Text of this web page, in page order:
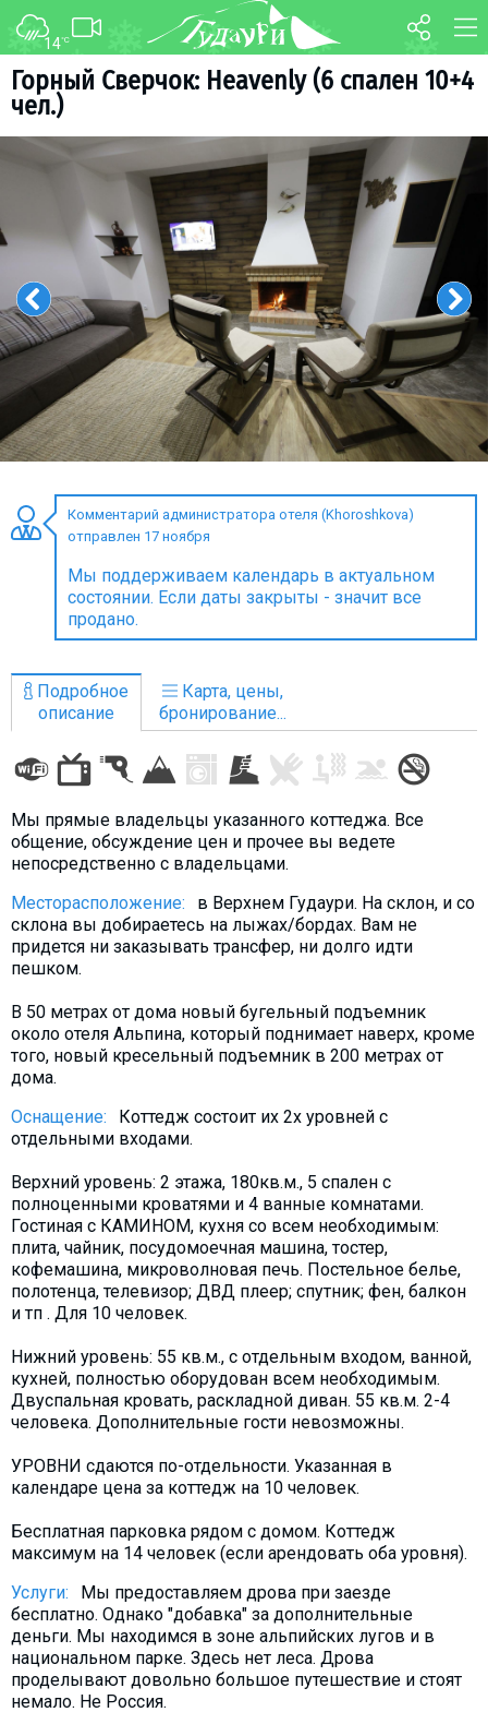
14°C
Горный Сверчок: Heavenly (6 спален 10+4
чел.)
Комментарий администратора отеля (Khoroshkova)
отправлен 17 ноября
Мы поддерживаем календарь в актуальном
состоянии. Если даты закрыты - значит все
продано.
Подробное
описание
Карта, цены,
бронирование...
Мы прямые владельцы указанного коттеджа. Все
общение, обсуждение цен и прочее вы ведете
непосредственно с владельцами.
Месторасположение:
в Верхнем Гудаури. На склон, и со
склона вы добираетесь на лыжах/бордах. Вам не
придется ни заказывать трансфер, ни долго идти
пешком.
В 50 метрах от дома новый бугельный подъемник
около отеля Альпина, который поднимает наверх, кроме
того, новый кресельный подъемник в 200 метрах от
дома.
Оснащение:
Коттедж состоит их 2х уровней с
отдельными входами.
Верхний уровень: 2 этажа, 180кв.м., 5 спален с
полноценными кроватями и 4 ванные комнатами.
Гостиная с КАМИНОМ, кухня cо всем необходимым:
плита, чайник, посудомоечная машина, тостер,
кофемашина, микроволновая печь. Постельное белье,
полотенца, телевизор; ДВД плеер; спутник; фен, балкон
и тп . Для 10 человек.
Нижний уровень: 55 кв.м., с отдельным входом, ванной,
кухней, полностью оборудован всем необходимым.
Двуспальная кровать, раскладной диван. 55 кв.м. 2-4
человека. Дополнительные гости невозможны.
УРОВНИ сдаются по-отдельности. Указанная в
календаре цена за коттедж на 10 человек.
Бесплатная парковка рядом с домом. Коттедж
максимум на 14 человек (если арендовать оба уровня).
Услуги:
Мы предоставляем дрова при заезде
бесплатно. Однако "добавка" за дополнительные
деньги. Мы находимся в зоне альпийских лугов и в
национальном парке. Здесь нет леса. Дрова
проделывают довольно большое путешествие и стоят
немало. Не Россия.
ФОРУМ КАРТА
ТРАНСФЕР
Схема трасс
Ски-пасс
Инструкторы
Прокат
Ски-сервис
Дети в Гудаури
Развлечения
Календарь событий
Телеграм-канал
ПРОЖИВАНИЕ
Квартиры
Коттеджи
Отели
Долгосрочная аренда
Другое
О Грузии
Визы и Документы
Деньги
Мобильная связь
Отчеты